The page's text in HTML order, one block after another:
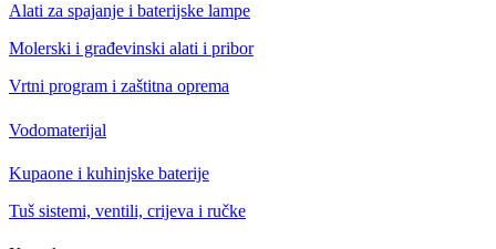
Alati za spajanje i baterijske lampe
Molerski i građevinski alati i pribor
Vrtni program i zaštitna oprema
Vodomaterijal
Kupaone i kuhinjske baterije
Tuš sistemi, ventili, crijeva i ručke